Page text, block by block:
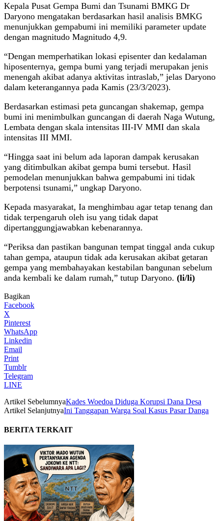
Kepala Pusat Gempa Bumi dan Tsunami BMKG Dr
Daryono mengatakan berdasarkan hasil analisis BMKG
menunjukkan gempabumi ini memiliki parameter update
dengan magnitudo Magnitudo 4,9.
“Dengan memperhatikan lokasi episenter dan kedalaman
hiposenternya, gempa bumi yang terjadi merupakan jenis
menengah akibat adanya aktivitas intraslab,” jelas Daryono
dalam keterangannya pada Kamis (23/3/2023).
Berdasarkan estimasi peta guncangan shakemap, gempa
bumi ini menimbulkan guncangan di daerah Naga Wutung,
Lembata dengan skala intensitas III-IV MMI dan skala
intensitas III MMI.
“Hingga saat ini belum ada laporan dampak kerusakan
yang ditimbulkan akibat gempa bumi tersebut. Hasil
pemodelan menunjukkan bahwa gempabumi ini tidak
berpotensi tsunami,” ungkap Daryono.
Kepada masyarakat, Ia menghimbau agar tetap tenang dan
tidak terpengaruh oleh isu yang tidak dapat
dipertanggungjawabkan kebenarannya.
“Periksa dan pastikan bangunan tempat tinggal anda cukup
tahan gempa, ataupun tidak ada kerusakan akibat getaran
gempa yang membahayakan kestabilan bangunan sebelum
anda kembali ke dalam rumah,” tutup Daryono. (li/li)
Bagikan
Facebook
X
Pinterest
WhatsApp
Linkedin
Email
Print
Tumblr
Telegram
LINE
Artikel SebelumnyaKades Woedoa Diduga Korupsi Dana Desa
Artikel SelanjutnyaIni Tanggapan Warga Soal Kasus Pasar Danga
BERITA TERKAIT